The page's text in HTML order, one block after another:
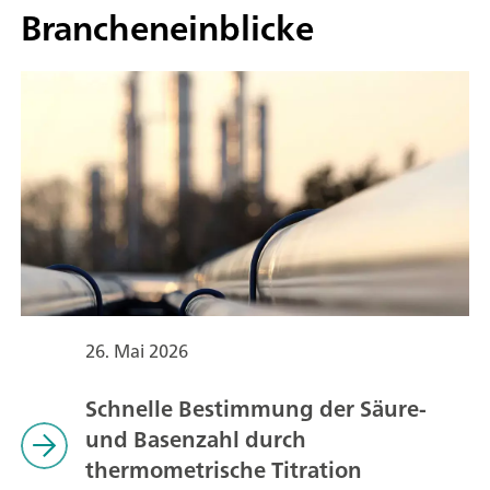
Brancheneinblicke
26. Mai 2026
Schnelle Bestimmung der Säure-
und Basenzahl durch
thermometrische Titration